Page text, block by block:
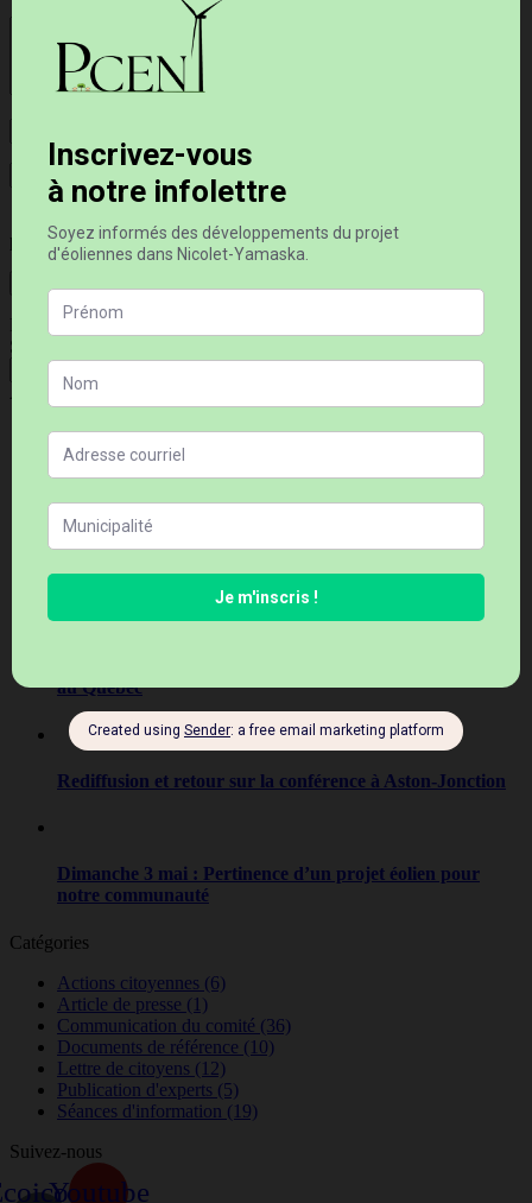
pour la prochaine fois que je commenterai.
Rechercher
Search…
Articles récents
La filière éolienne québécoise : mieux ou pire qu’avant ?
La synthèse des connaissances
au Québec
Rediffusion et retour sur la conférence à Aston-Jonction
Dimanche 3 mai : Pertinence d’un projet éolien pour
notre communauté
Catégories
Actions citoyennes (6)
Article de presse (1)
Communication du comité (36)
Documents de référence (10)
Lettre de citoyens (12)
Publication d'experts (5)
Séances d'information (19)
Suivez-nous
Youtube